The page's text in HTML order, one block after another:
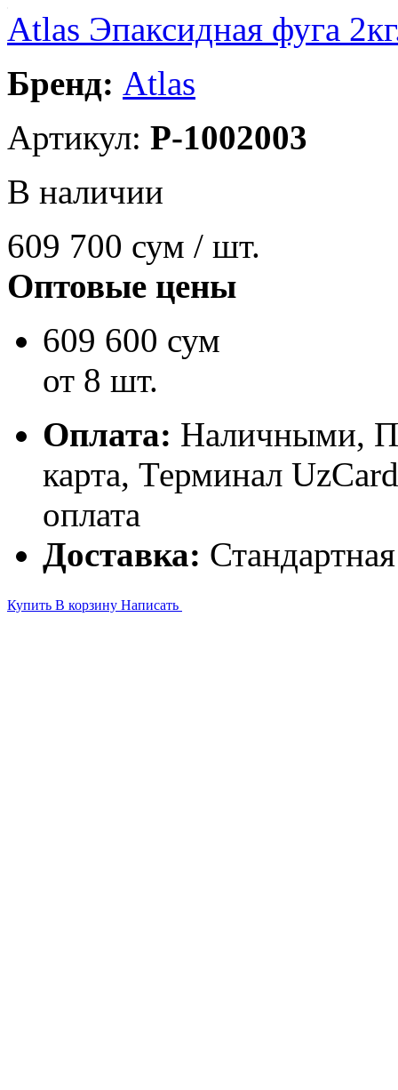
Аtlas Эпаксидная фуга
Бренд: Atlas
Артикул: P-1002003
В наличии
609 700 сум / шт.
Оптовые цены
609 600 сум
от 8 шт.
Оплата: Наличными,
карта, Терминал
оплата
Доставка:
Купить В корзину Написать